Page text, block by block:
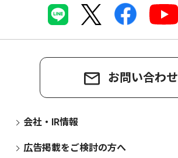
お問い合わせ
会社・IR情報
広告掲載をご検討の方へ